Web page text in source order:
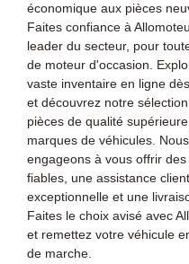
économique aux pièces
Faites confiance à
leader du secteur, pour
de moteur d'occasion.
vaste inventaire en ligne
et découvrez notre
pièces de qualité
marques de véhicules.
engageons à vous offrir des
fiables, une assistance
exceptionnelle et une
Faites le choix avisé avec
et remettez votre véhicule
de marche.